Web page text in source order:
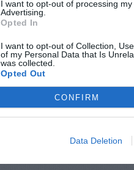
I want to opt-out of processing
Advertising.
Opted In
I want to opt-out of Collection,
of my Personal Data that Is
was collected.
Opted Out
CONFIRM
Data Deletion